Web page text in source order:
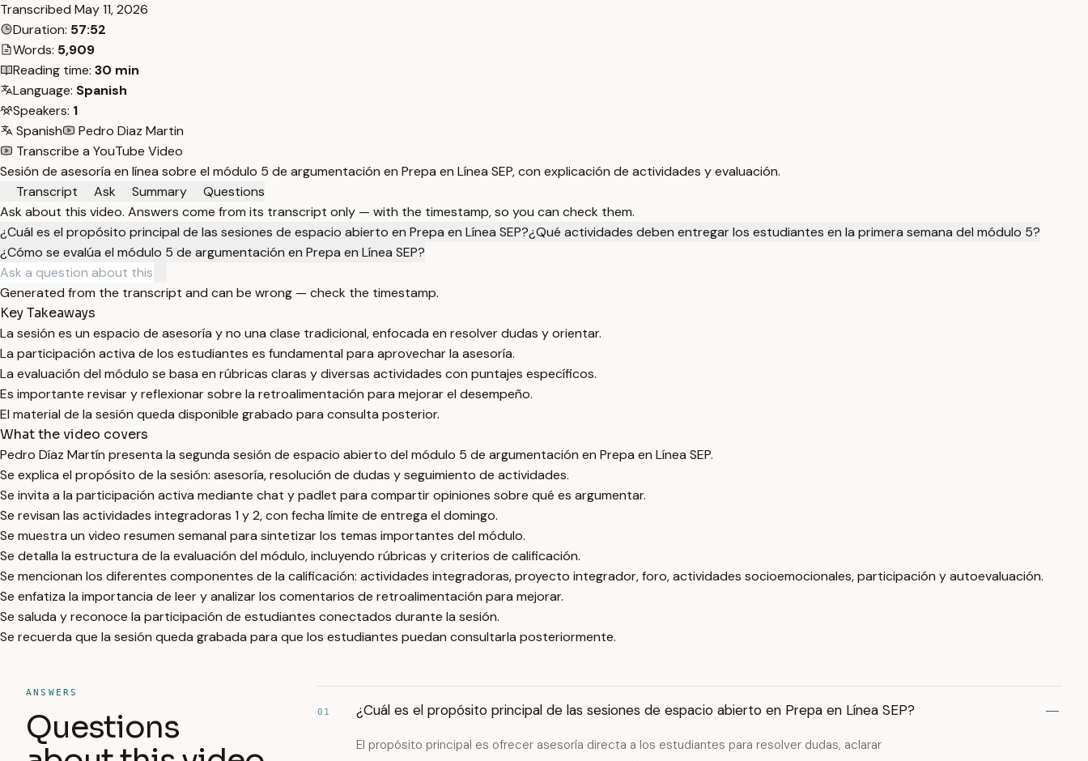
Transcribed May 11, 2026
Duration: 57:52
Words: 5,909
Reading time: 30 min
Language: Spanish
Speakers: 1
Spanish
Pedro Diaz Martin
Transcribe a YouTube Video
Sesión de asesoría en línea sobre el módulo 5 de argumentación en Prepa en Línea SEP, con explicación de actividades y evaluación.
Transcript
Ask Summary
Questions
Ask about this video. Answers come from its transcript only — with the timestamp, so you can check them.
¿Cuál es el propósito principal de las sesiones de espacio abierto en Prepa en Línea SEP?¿Qué actividades deben entregar los estudiantes en la primera semana del módulo 5?
¿Cómo se evalúa el módulo 5 de argumentación en Prepa en Línea SEP?
Generated from the transcript and can be wrong — check the timestamp.
Key Takeaways
La sesión es un espacio de asesoría y no una clase tradicional, enfocada en resolver dudas y orientar.
La participación activa de los estudiantes es fundamental para aprovechar la asesoría.
La evaluación del módulo se basa en rúbricas claras y diversas actividades con puntajes específicos.
Es importante revisar y reflexionar sobre la retroalimentación para mejorar el desempeño.
El material de la sesión queda disponible grabado para consulta posterior.
What the video covers
Pedro Díaz Martín presenta la segunda sesión de espacio abierto del módulo 5 de argumentación en Prepa en Línea SEP.
Se explica el propósito de la sesión: asesoría, resolución de dudas y seguimiento de actividades.
Se invita a la participación activa mediante chat y padlet para compartir opiniones sobre qué es argumentar.
Se revisan las actividades integradoras 1 y 2, con fecha límite de entrega el domingo.
Se muestra un video resumen semanal para sintetizar los temas importantes del módulo.
Se detalla la estructura de la evaluación del módulo, incluyendo rúbricas y criterios de calificación.
Se mencionan los diferentes componentes de la calificación: actividades integradoras, proyecto integrador, foro, actividades socioemocionales, participación y autoevaluación.
Se enfatiza la importancia de leer y analizar los comentarios de retroalimentación para mejorar.
Se saluda y reconoce la participación de estudiantes conectados durante la sesión.
Se recuerda que la sesión queda grabada para que los estudiantes puedan consultarla posteriormente.
ANSWERS
Questions
01 ¿Cuál es el propósito principal de las sesiones de espacio abierto en Prepa en Línea SEP?
El propósito principal es ofrecer asesoría directa a los estudiantes para resolver dudas, aclarar